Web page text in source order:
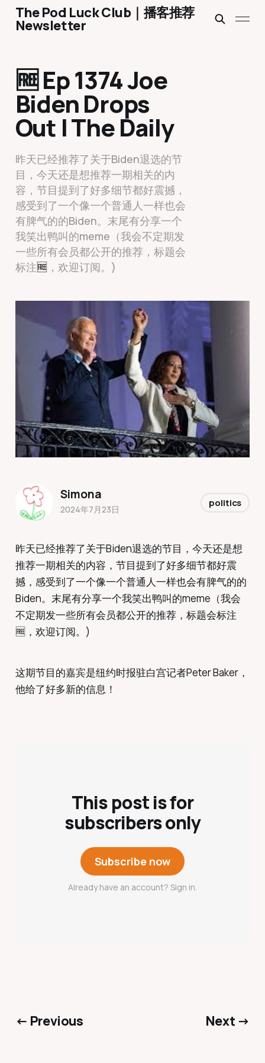
The Pod Luck Club｜播客推荐
Newsletter
🆓 Ep 1374 Joe
Biden Drops
Out | The Daily
昨天已经推荐了关于Biden退选的节
目，今天还是想推荐一期相关的内
容，节目提到了好多细节都好震撼，
感受到了一个像一个普通人一样也会
有脾气的的Biden。末尾有分享一个
我笑出鸭叫的meme（我会不定期发
一些所有会员都公开的推荐，标题会
标注🆓 ，欢迎订阅。)
昨天已经推荐了关于Biden退选的节目，今天还是想
推荐一期相关的内容，节目提到了好多细节都好震
撼，感受到了一个像一个普通人一样也会有脾气的的
Biden。末尾有分享一个我笑出鸭叫的meme（我会
不定期发一些所有会员都公开的推荐，标题会标注
🆓，欢迎订阅。)
这期节目的嘉宾是纽约时报驻白宫记者Peter Baker，
他给了好多新的信息！
This post is for
subscribers only
Subscribe now
Already have an account? Sign in.
Simona
2024年7月23日
politics
← Previous Next →